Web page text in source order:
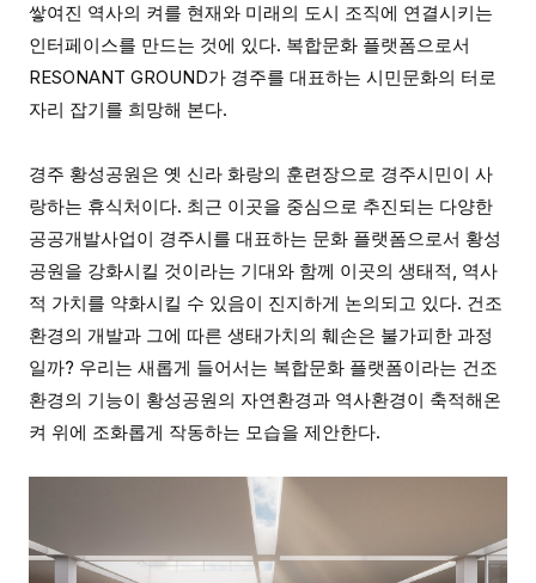
쌓여진 역사의 켜를 현재와 미래의 도시 조직에 연결시키는
인터페이스를 만드는 것에 있다. 복합문화 플랫폼으로서
RESONANT GROUND가 경주를 대표하는 시민문화의 터로
자리 잡기를 희망해 본다.
경주 황성공원은 옛 신라 화랑의 훈련장으로 경주시민이 사
랑하는 휴식처이다. 최근 이곳을 중심으로 추진되는 다양한
공공개발사업이 경주시를 대표하는 문화 플랫폼으로서 황성
공원을 강화시킬 것이라는 기대와 함께 이곳의 생태적, 역사
적 가치를 약화시킬 수 있음이 진지하게 논의되고 있다. 건조
환경의 개발과 그에 따른 생태가치의 훼손은 불가피한 과정
일까? 우리는 새롭게 들어서는 복합문화 플랫폼이라는 건조
환경의 기능이 황성공원의 자연환경과 역사환경이 축적해온
켜 위에 조화롭게 작동하는 모습을 제안한다.